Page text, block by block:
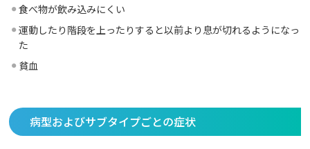
食べ物が飲み込みにくい
運動したり階段を上ったりすると以前より息が切れるようになっ
た
貧血
病型およびサブタイプごとの症状